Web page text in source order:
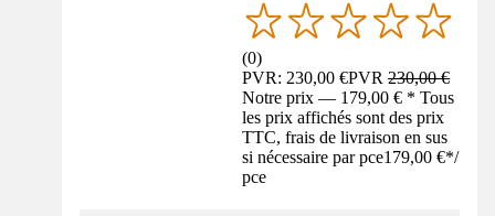
(0)
PVR: 230,00 €PVR230,00 €
Notre prix — 179,00 € * Tous
les prix affichés sont des prix
TTC, frais de livraison en sus
si nécessaire par pce179,00 €*/
pce